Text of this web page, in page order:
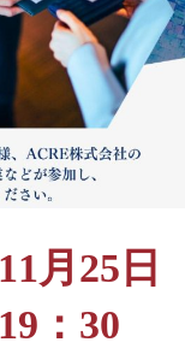
月25日
：30